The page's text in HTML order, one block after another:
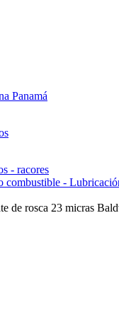
- racores
combustible -
de rosca 23 micras